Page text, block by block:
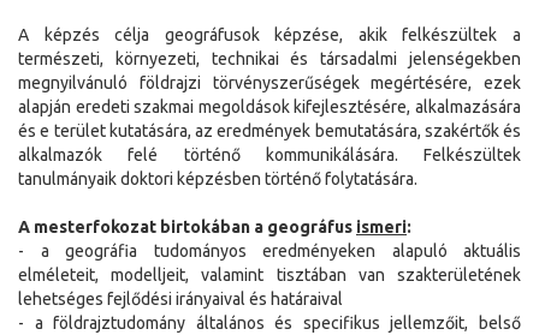
A képzés célja geográfusok képzése, akik felkészültek a
természeti, környezeti, technikai és társadalmi jelenségekben
megnyilvánuló földrajzi törvényszerűségek megértésére, ezek
alapján eredeti szakmai megoldások kifejlesztésére, alkalmazására
és e terület kutatására, az eredmények bemutatására, szakértők és
alkalmazók felé történő kommunikálására. Felkészültek
tanulmányaik doktori képzésben történő folytatására.
A mesterfokozat birtokában a geográfus ismeri:
- a geográfia tudományos eredményeken alapuló aktuális
elméleteit, modelljeit, valamint tisztában van szakterületének
lehetséges fejlődési irányaival és határaival
- a földrajztudomány általános és specifikus jellemzőit, belső